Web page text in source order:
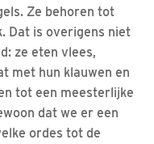
Ze behoren tot
Dat is overigens niet
ze eten vlees,
met hun klauwen en
tot een meesterlijke
dat we er een
ordes tot de